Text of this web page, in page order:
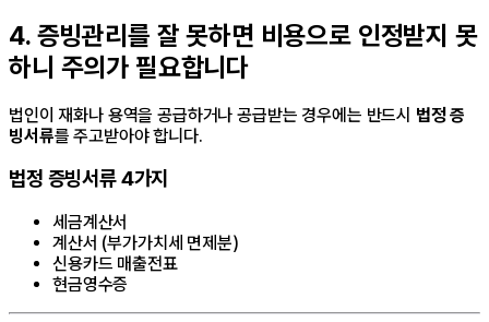
4. 증빙관리를 잘 못하면 비용으로 인정받지 못
하니 주의가 필요합니다
법인이 재화나 용역을 공급하거나 공급받는 경우에는 반드시 법정 증
빙서류를 주고받아야 합니다.
법정 증빙서류 4가지
세금계산서
계산서 (부가가치세 면제분)
신용카드 매출전표
현금영수증